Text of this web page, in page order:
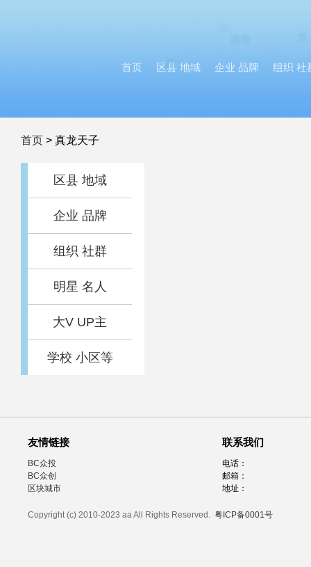
首页 区县 地域 企业 品牌 组织 社
首页 > 真龙天子
区县 地域
企业 品牌
组织 社群
明星 名人
大V UP主
学校 小区等
友情链接
BC众投
BC众创
区块城市
联系我们
电话：
邮箱：
地址：
Copyright (c) 2010-2023 aa All Rights Reserved. 粤ICP备0001号